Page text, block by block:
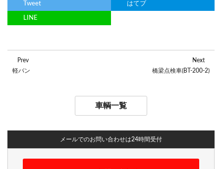
Tweet はてブ
LINE
Prev
軽バン
Next
橋梁点検車(BT-200-2)
車輌一覧
メールでのお問い合わせは24時間受付